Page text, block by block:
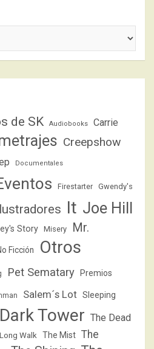
de SK Audiobooks Carrie
Creepshow
Documentales
Firestarter Gwendy's
It Joe Hill
Story Misery
Mr.
Ficción
Otros
Pet Sematary Premios
Salem´s Lot Sleeping
Tower The Dead
Walk The Mist The